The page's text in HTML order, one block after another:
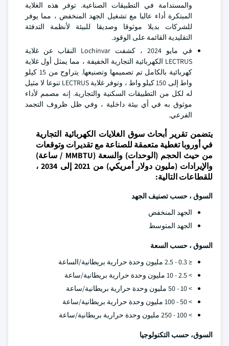
والمستدامة في التطبيقات الصناعية. توفر هذه الغلاية
المبتكرة أداء عاليا مع تشغيل الجهد المنخفض ، مما يوفر
للشركات بديلا موثوقا وصديقا للبيئة لأنظمة التدفئة
التقليدية القائمة على الوقود.
في مايو 2024 ، كشفت Lochinvar النقاب عن غلاية
LECTRUS الكهربائية التجارية الخفيفة ، مما يمثل أول غلاية
كهربائية بالكامل تم تصميمها وتصنيعها. يتراوح من 15 كيلو
واط إلى 150 كيلو واط ، وتوفر غلاية LECTRUS تنوعا لا مثيل
له لكل من التطبيقات السكنية والتجارية. إنه مصمم لأداء
موثوق به في أي بيئة داخلية ، وفي ظل ظروف التجمد
الفرعي.
يتضمن تقرير أبحاث سوق الغلايات الكهربائية التجارية
في أوروبا تغطية متعمقة للصناعة مع تقديرات وتوقعات
من حيث الحجم (الوحدات) والسعة (MMBTU / ساعة)
والإيرادات (مليون دولار أمريكي) من 2021 إلى 2034 ،
للقطاعات التالية:
السوق ، حسب تصنيف الجهد
الجهد المنخفض
الجهد المتوسط
السوق ، حسب السعة
≤ 0.3 - 2.5 مليون وحدة حرارية بريطانية/الساعة
> 2.5 - 10 مليون وحدة حرارية بريطانية/ساعة
> 10 - 50 مليون وحدة حرارية بريطانية/ساعة
> 50 - 100 مليون وحدة حرارية بريطانية/ساعة
> 100 - 250 مليون وحدة حرارية بريطانية/ساعة
السوق، حسب التكنولوجيا